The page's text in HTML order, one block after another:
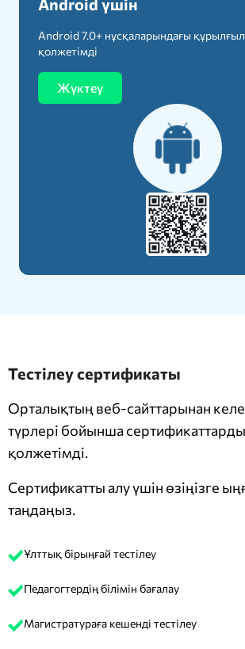
Android үшін
Android 7.0+ нұсқаларындағы
қолжетімді
Жүктеу
Тестілеу сертификаты
Орталықтың веб-сайттарынан
түрлері бойынша
қолжетімді.
Сертификатты алу үшін өзіңізге
таңдаңыз.
Ұлттық бірыңғай тестілеу
Педагогтердің білімін бағалау
Магистратураға кешенді тестілеу